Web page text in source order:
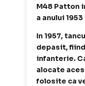
M48 Patton
a anului 1953
In 1957,
depasit,
infanterie.
alocate
folosite ca